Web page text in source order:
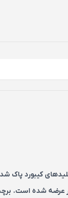
کیبورد پاک
عرضه شده است.